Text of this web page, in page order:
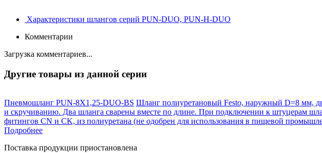
Характеристики шлангов серий PUN-DUO, PUN-H-DUO
Комментарии
Загрузка комментариев...
Другие товары из данной серии
Пневмошланг PUN-8X1,25-DUO-BS Шланг полиуретановый Festo, наружный D=8 мм,
и скручиванию. Два шланга сварены вместе по длине. При подключении к штуцерам
фитингов CN и CK, из полиуретана (не одобрен для использования в пищевой
Подробнее
Поставка продукции приостановлена